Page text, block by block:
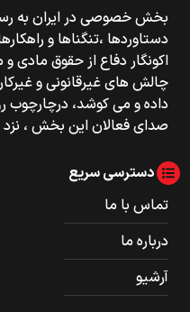
بخش خصوصی‌‌ در ایران به
دستاوردها ،تنگناها و
اکونگار دفاع از حقوق
چالش های غیرقانونی و
داده و می کوشد، درچارچوب
صدای فعالان این بخش ،
دسترسی سریع
تماس با ما
درباره ما
آرشیو